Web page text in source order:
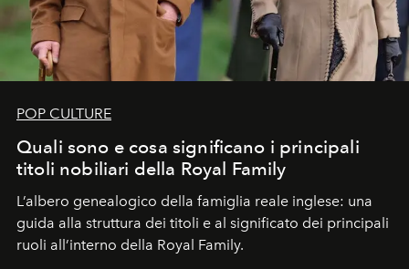
POP CULTURE
Quali sono e cosa significano i principali
titoli nobiliari della Royal Family
L’albero genealogico della famiglia reale inglese: una
guida alla struttura dei titoli e al significato dei principali
ruoli all’interno della Royal Family.